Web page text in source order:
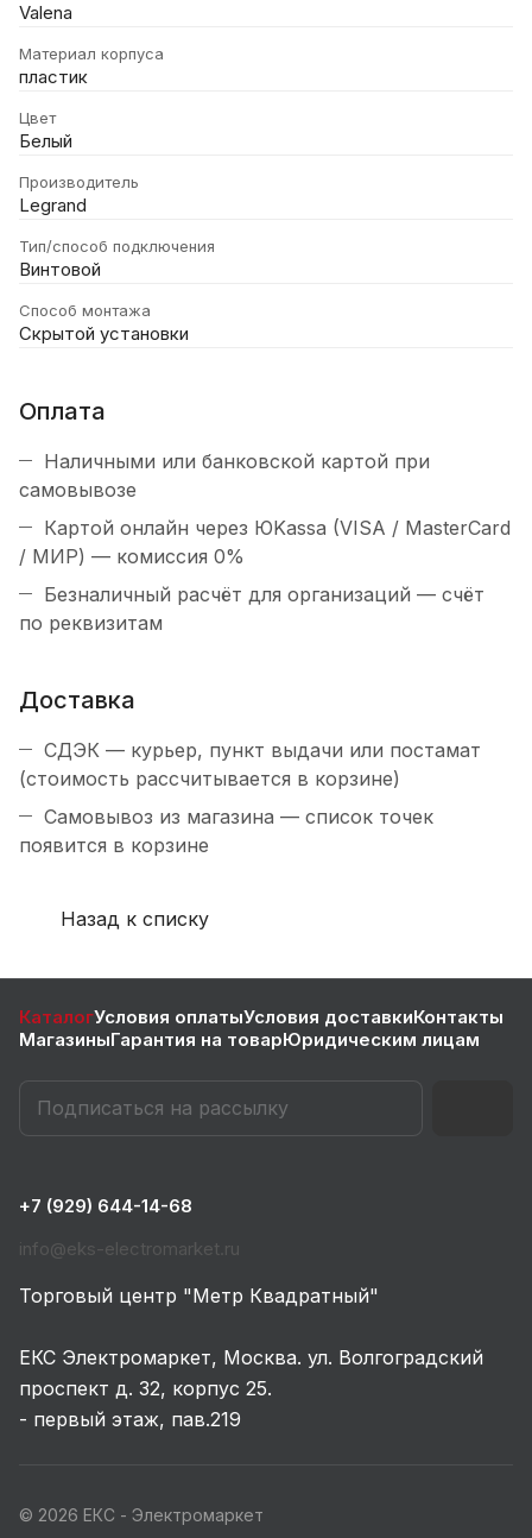
Valena
Материал корпуса
пластик
Цвет
Белый
Производитель
Legrand
Тип/способ подключения
Винтовой
Способ монтажа
Скрытой установки
Оплата
Наличными или банковской картой при
самовывозе
Картой онлайн через ЮKassa (VISA / MasterCard
/ МИР) — комиссия 0%
Безналичный расчёт для организаций — счёт
по реквизитам
Доставка
СДЭК — курьер, пункт выдачи или постамат
(стоимость рассчитывается в корзине)
Самовывоз из магазина — список точек
появится в корзине
Назад к списку
КаталогУсловия оплатыУсловия доставкиКонтакты
МагазиныГарантия на товарЮридическим лицам
+7 (929) 644-14-68
info@eks-electromarket.ru
Торговый центр "Метр Квадратный"
ЕКС Электромаркет, Москва. ул. Волгоградский
проспект д. 32, корпус 25.
- первый этаж, пав.219
© 2026 ЕКС - Электромаркет